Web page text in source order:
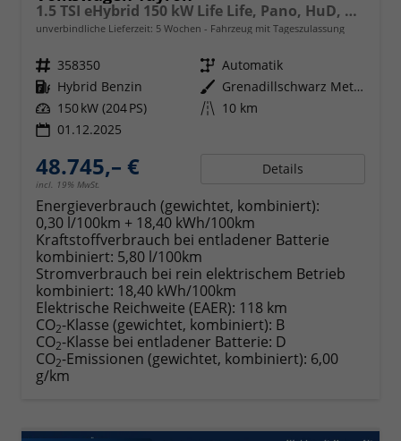
1.5 TSI eHybrid 150 kW Life Life, Pano, HuD, AHK, AreaView, Side, Navi, Winter, 5-J. Garantie
unverbindliche Lieferzeit: 5 Wochen Fahrzeug mit Tageszulassung
Fahrzeugnr. 358350 Getriebe Automatik
Kraftstoff Hybrid Benzin Außenfarbe
Grenadillschwarz Metallic
Leistung 150 kW (204 PS) Kilometerstand 10 km
01.12.2025
48.745,– €
incl. 19% MwSt.
Details
Energieverbrauch (gewichtet, kombiniert):
0,30 l/100km + 18,40 kWh/100km
Kraftstoffverbrauch bei entladener Batterie
kombiniert: 5,80 l/100km
Stromverbrauch bei rein elektrischem Betrieb
kombiniert: 18,40 kWh/100km
Elektrische Reichweite (EAER): 118 km
CO2-Klasse (gewichtet, kombiniert): B
CO2-Klasse bei entladener Batterie: D
CO2-Emissionen (gewichtet, kombiniert): 6,00
g/km